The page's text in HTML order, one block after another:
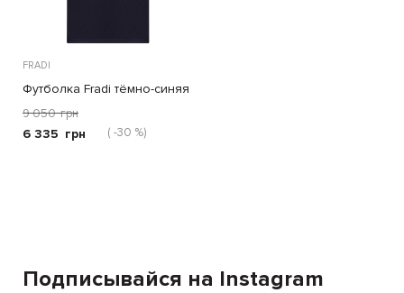
FRADI
Футболка Fradi тёмно-синяя
9 050 грн
6 335 грн ( -30 %)
Подписывайся на Instagram